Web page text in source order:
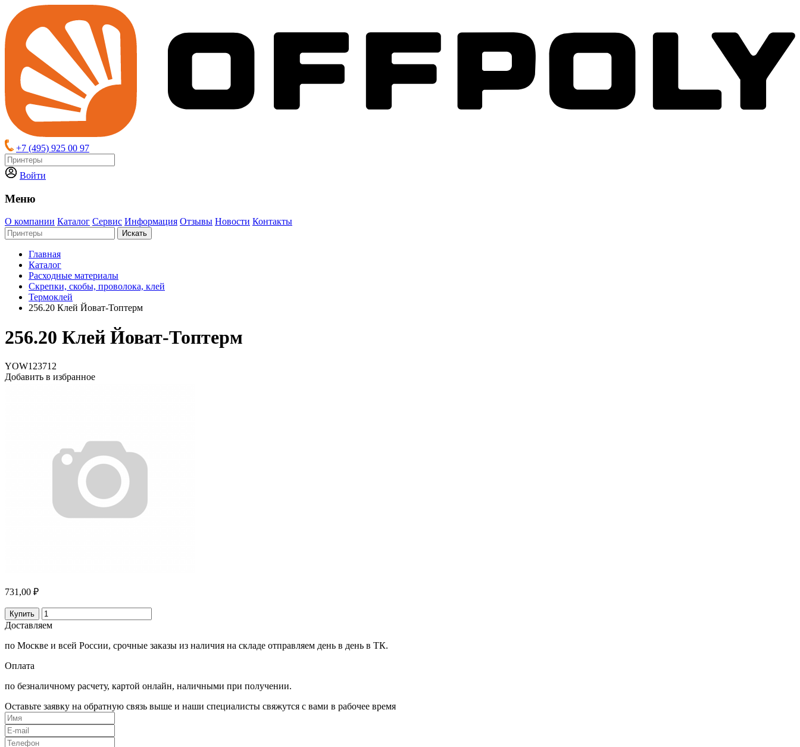
+7 (495) 925 00 97
Войти
Меню
О компании Каталог Сервис Информация Отзывы Новости Контакты
Искать
Главная
Каталог
Расходные материалы
Скрепки, скобы, проволока, клей
Термоклей
256.20 Клей Йоват-Топтерм
256.20 Клей Йоват-Топтерм
YOW123712
Добавить в избранное
731,00 ₽
Купить
Доставляем
по Москве и всей России, срочные заказы из наличия на складе отправляем день в день в ТК.
Оплата
по безналичному расчету, картой онлайн, наличными при получении.
Оставьте заявку на обратную связь выше и наши специалисты свяжутся с вами в рабочее время